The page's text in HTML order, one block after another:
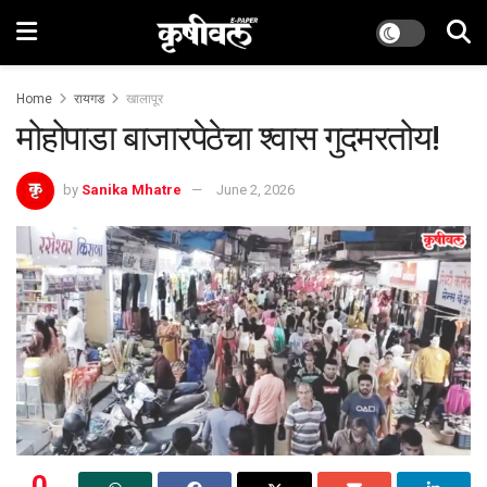
Home रायगड खालापूर
मोहोपाडा बाजारपेठेचा श्वास गुदमरतोय!
by Sanika Mhatre June 2, 2026